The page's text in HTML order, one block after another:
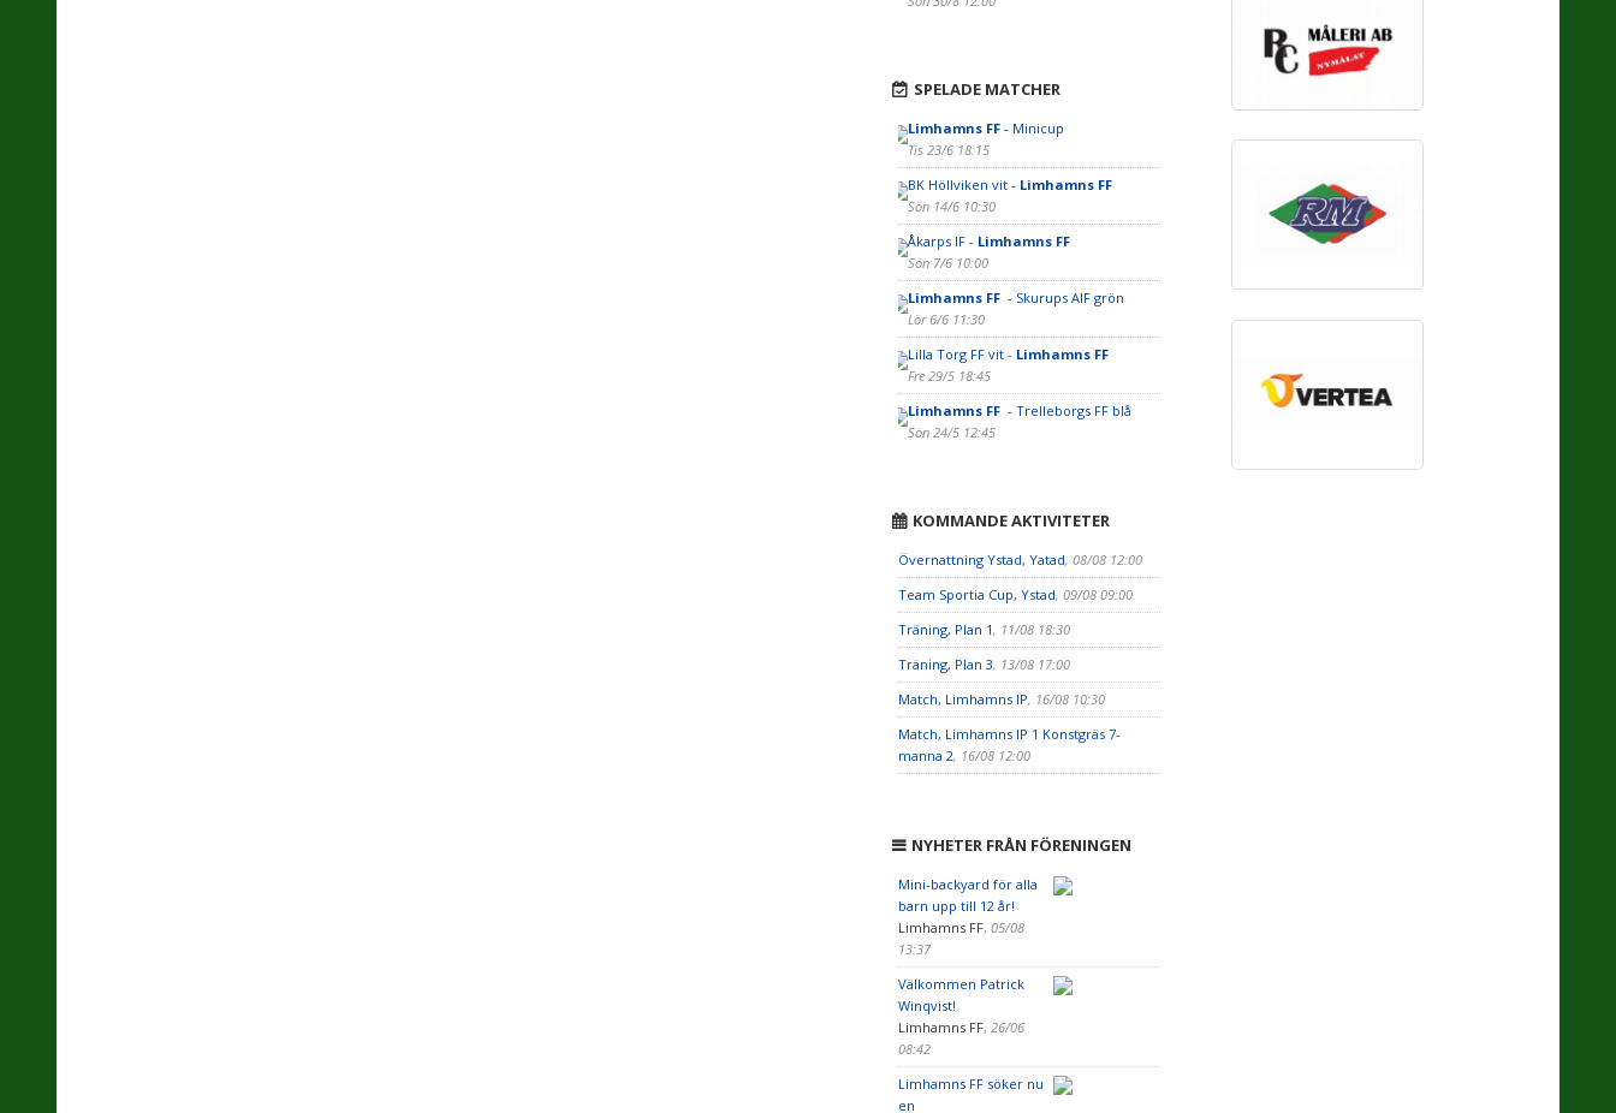
SPELADE MATCHER
Limhamns FF- Minicup
Tis 23/6 18:15
BK Höllviken vit - Limhamns FF
Sön 14/6 10:30
Åkarps IF - Limhamns FF
Sön 7/6 10:00
Limhamns FF - Skurups AIF grön
Lör 6/6 11:30
Lilla Torg FF vit - Limhamns FF
Fre 29/5 18:45
Limhamns FF - Trelleborgs FF blå
Sön 24/5 12:45
KOMMANDE AKTIVITETER
Övernattning Ystad, Yatad, 08/08 12:00
Team Sportia Cup, Ystad, 09/08 09:00
Träning, Plan 1, 11/08 18:30
Träning, Plan 3, 13/08 17:00
Match, Limhamns IP, 16/08 10:30
Match, Limhamns IP 1 Konstgräs 7-
manna 2, 16/08 12:00
NYHETER FRÅN FÖRENINGEN
Mini-backyard för alla
barn upp till 12 år!
Limhamns FF, 05/08
13:37
Välkommen Patrick
Winqvist!
Limhamns FF, 26/06
08:42
Limhamns FF söker nu
en